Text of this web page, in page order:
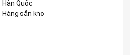
: Hàn Quốc
: Hàng sẵn kho